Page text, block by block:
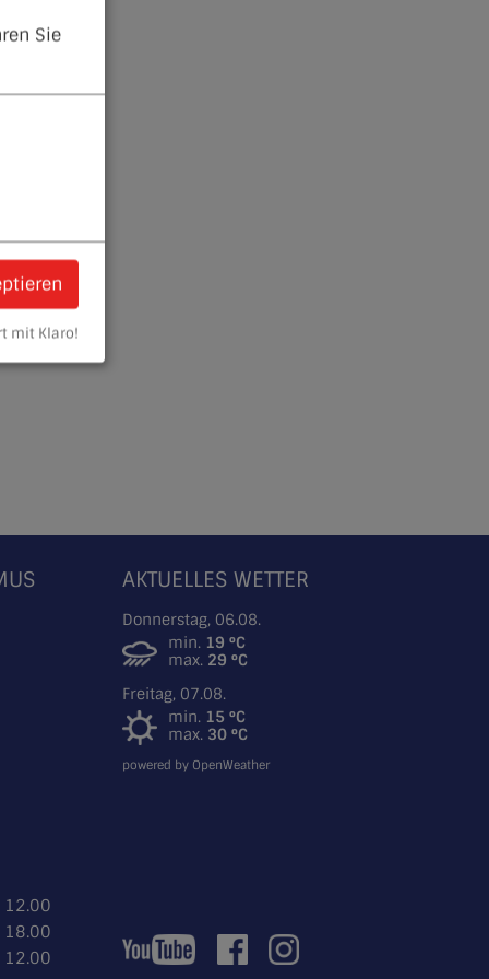
AKTUELLES WETTER
Donnerstag, 06.08.
min. 19 °C
max. 29 °C
Freitag, 07.08.
min. 15 °C
max. 30 °C
powered by OpenWeather
18.00
Sie
mit Klaro!